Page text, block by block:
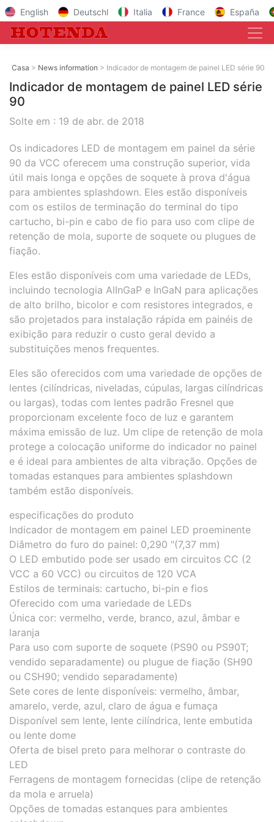
English Deutschl Italia France España
Casa News information Indicador de montagem de painel LED série 90
Indicador de montagem de painel LED série
90
Solte em : 19 de abr. de 2018
Os indicadores LED de montagem em painel da série
90 da VCC oferecem uma construção superior, vida
útil mais longa e opções de soquete à prova d'água
para ambientes splashdown. Eles estão disponíveis
com os estilos de terminação do terminal do tipo
cartucho, bi-pin e cabo de fio para uso com clipe de
retenção de mola, suporte de soquete ou plugues de
fiação.
Eles estão disponíveis com uma variedade de LEDs,
incluindo tecnologia AlInGaP e InGaN para aplicações
de alto brilho, bicolor e com resistores integrados, e
são projetados para instalação rápida em painéis de
exibição para reduzir o custo geral devido a
substituições menos frequentes.
Eles são oferecidos com uma variedade de opções de
lentes (cilíndricas, niveladas, cúpulas, largas cilíndricas
ou largas), todas com lentes padrão Fresnel que
proporcionam excelente foco de luz e garantem
máxima emissão de luz. Um clipe de retenção de mola
protege a colocação uniforme do indicador no painel
e é ideal para ambientes de alta vibração. Opções de
tomadas estanques para ambientes splashdown
também estão disponíveis.
especificações do produto
Indicador de montagem em painel LED proeminente
Diâmetro do furo do painel: 0,290 "(7,37 mm)
O LED embutido pode ser usado em circuitos CC (2
VCC a 60 VCC) ou circuitos de 120 VCA
Estilos de terminais: cartucho, bi-pin e fios
Oferecido com uma variedade de LEDs
Única cor: vermelho, verde, branco, azul, âmbar e
laranja
Para uso com suporte de soquete (PS90 ou PS90T;
vendido separadamente) ou plugue de fiação (SH90
ou CSH90; vendido separadamente)
Sete cores de lente disponíveis: vermelho, âmbar,
amarelo, verde, azul, claro de água e fumaça
Disponível sem lente, lente cilíndrica, lente embutida
ou lente dome
Oferta de bisel preto para melhorar o contraste do
LED
Ferragens de montagem fornecidas (clipe de retenção
da mola e arruela)
Opções de tomadas estanques para ambientes